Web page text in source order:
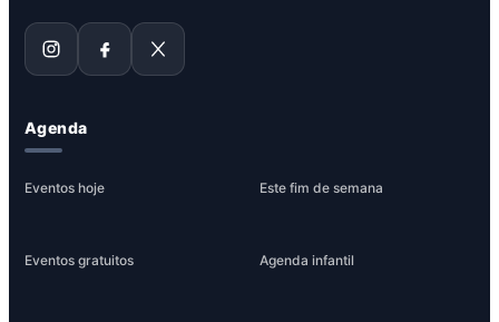
Agenda
Eventos hoje Este fim de semana
Eventos gratuitos Agenda infantil